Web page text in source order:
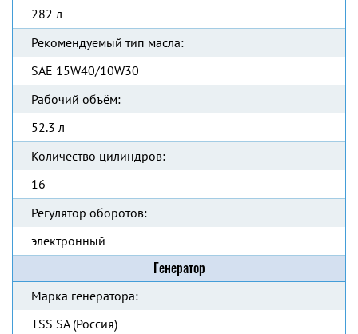
282 л
Рекомендуемый тип масла:
SAE 15W40/10W30
Рабочий объём:
52.3 л
Количество цилиндров:
16
Регулятор оборотов:
электронный
Генератор
Марка генератора:
TSS SA (Россия)